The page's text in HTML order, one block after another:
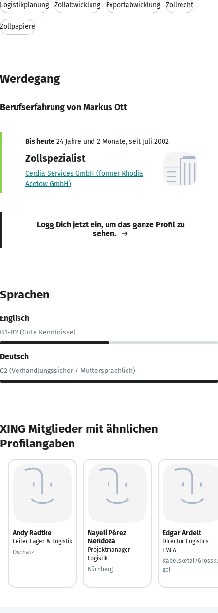
Logistikplanung Zollabwicklung Exportabwicklung Zollrecht
Zollpapiere
Werdegang
Berufserfahrung von Markus Ott
Bis heute 24 Jahre und 2 Monate, seit Juli 2002
Zollspezialist
Cerdia Services GmbH (former Rhodia
Acetow GmbH)
Logg Dich jetzt ein, um das ganze Profil zu
sehen.
Sprachen
Englisch
B1-B2 (Gute Kenntnisse)
Deutsch
C2 (Verhandlungssicher / Muttersprachlich)
XING Mitglieder mit ähnlichen
Profilangaben
Andy Radtke
Leiter Lager & Logistik
Oschatz
Nayeli Pérez
Mendoza
Projektmanager
Logistik
Nürnberg
Edgar Ardelt
Director Logistics
EMEA
Kabelsketal/
gel